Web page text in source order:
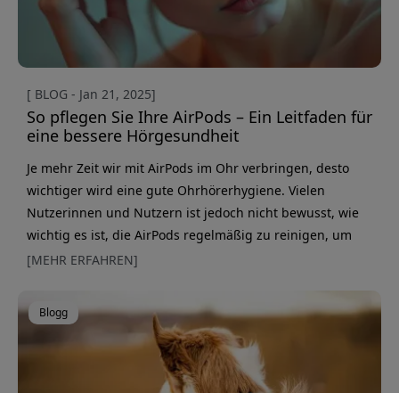
[ BLOG - Jan 21, 2025]
So pflegen Sie Ihre AirPods – Ein Leitfaden für
eine bessere Hörgesundheit
Je mehr Zeit wir mit AirPods im Ohr verbringen, desto
wichtiger wird eine gute Ohrhörerhygiene. Vielen
Nutzerinnen und Nutzern ist jedoch nicht bewusst, wie
wichtig es ist, die AirPods regelmäßig zu reinigen, um
sowohl die Hörgesundheit als auch die Klangqualität zu
von AirPods lagern sich natürlich Ohrenschmalz und
Bakterien ab. Das kann zu Beschwer
[MEHR ERFAHREN]
Blogg